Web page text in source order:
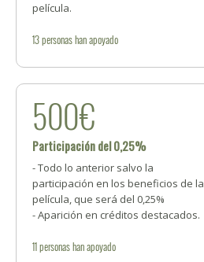
película.
13personashan apoyado
500€
Participación del 0,25%
- Todo lo anterior salvo la
participación en los beneficios de la
película, que será del 0,25%
- Aparición en créditos destacados.
11personashan apoyado